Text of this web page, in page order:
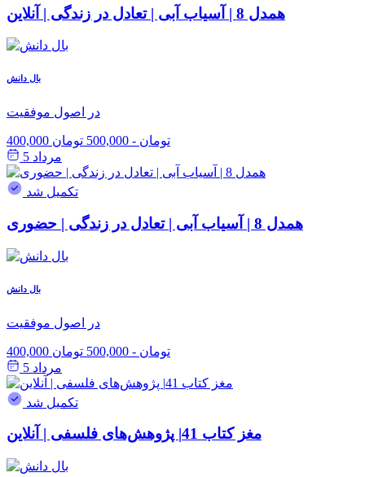
همدل 8 | آسیاب آبی | تعادل در زندگی | آنلاین
بال دانش
در اصول موفقیت
400,000 تومان - 500,000 تومان
مرداد 5
تکمیل شد
همدل 8 | آسیاب آبی | تعادل در زندگی | حضوری
بال دانش
در اصول موفقیت
400,000 تومان - 500,000 تومان
مرداد 5
تکمیل شد
مغز کتاب 41| پژوهش‌های فلسفی | آنلاین